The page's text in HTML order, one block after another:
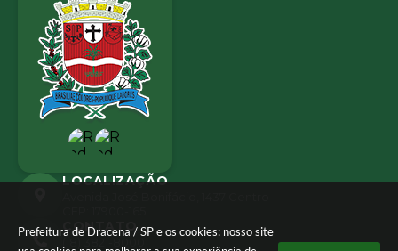
Prefeitura de Dracena / SP e os cookies: nosso site
LOCALIZAÇÃO
CONTATO